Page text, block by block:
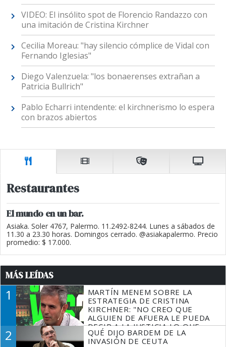
VIDEO: El insólito spot de Florencio Randazzo con
una imitación de Cristina Kirchner
Cecilia Moreau: "hay silencio cómplice de Vidal con
Fernando Iglesias"
Diego Valenzuela: "los bonaerenses extrañan a
Patricia Bullrich"
Pablo Echarri intendente: el kirchnerismo lo espera
con brazos abiertos
Restaurantes
El mundo en un bar.
Asiaka. Soler 4767, Palermo. 11.2492-8244. Lunes a sábados de
11.30 a 23.30 horas. Domingos cerrado. @asiakapalermo. Precio
promedio: $ 17.000.
MÁS LEÍDAS
1
MARTÍN MENEM SOBRE LA
ESTRATEGIA DE CRISTINA
KIRCHNER: "NO CREO QUE
ALGUIEN DE AFUERA LE PUEDA
DECIR A LA JUSTICIA LO QUE
TIENE QUE HACER"
2
QUÉ DIJO BARDEM DE LA
INVASIÓN DE CEUTA